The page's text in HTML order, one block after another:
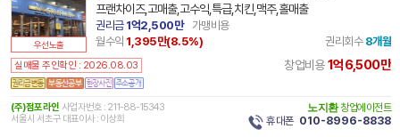
우선노출
프랜차이즈,고매출,고수익,특급,치킨,맥주,홀매출
권리금1억2,500만
가맹비용
월수익 1,395만(8.5%) 권리회수 8개월
실매물 주인확인 : 2026.08.03 창업비용1억6,500만
(주)점포라인 사업자번호 : 211-88-15343
서울시 서초구 대표이사 : 이상희
노지환 창업에이전트
휴대폰 010-8996-8838